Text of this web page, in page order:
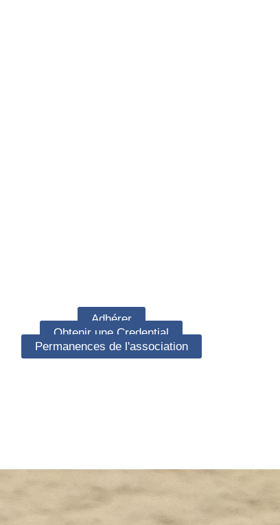
Adhérer
Obtenir une Credential
Permanences de l'association